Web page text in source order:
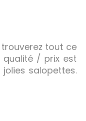
tout ce
qualité / prix est
salopettes.